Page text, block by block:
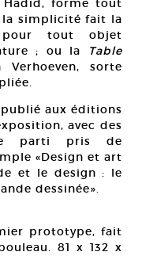
Hadid, forme tout
la simplicité fait la
pour tout objet
; ou la
Table
sorte
aux éditions
avec des
parti pris de
«Design et art
et le design : le
dessinée».
prototype, fait
81 x 132 x